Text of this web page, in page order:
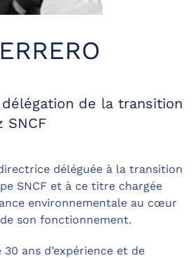
de la transition
SNCF
déléguée à la transition
SNCF et à ce titre chargée
environnementale au cœur
son fonctionnement.
ans d’expérience et de